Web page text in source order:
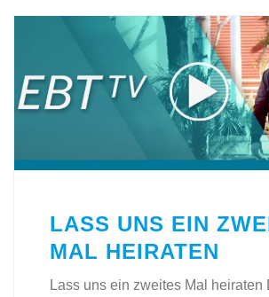
LASS UNS EIN
MAL HEIRATEN
Lass uns ein zweites Mal heiraten